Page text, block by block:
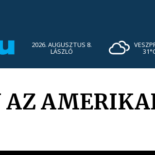
2026. AUGUSZTUS 8.
LÁSZLÓ
AZ